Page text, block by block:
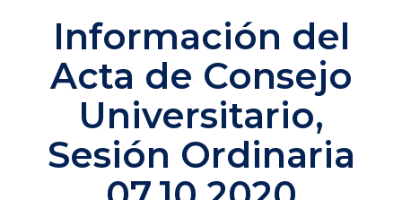
Información del
Acta de Consejo
Universitario,
Sesión Ordinaria